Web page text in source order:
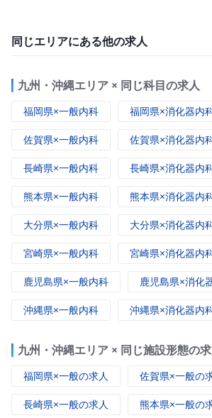
同じエリアにある他の求人
九州・沖縄エリア × 同じ科目の求人
福岡県×一般内科 福岡県×消化器内
佐賀県×一般内科 佐賀県×消化器内
長崎県×一般内科 長崎県×消化器内
熊本県×一般内科 熊本県×消化器内
大分県×一般内科 大分県×消化器内
宮崎県×一般内科 宮崎県×消化器内
鹿児島県×一般内科 鹿児島県×消化
沖縄県×一般内科 沖縄県×消化器内
九州・沖縄エリア × 同じ施設形態の
福岡県×一般の求人 佐賀県×一般の
長崎県×一般の求人 熊本県×一般の